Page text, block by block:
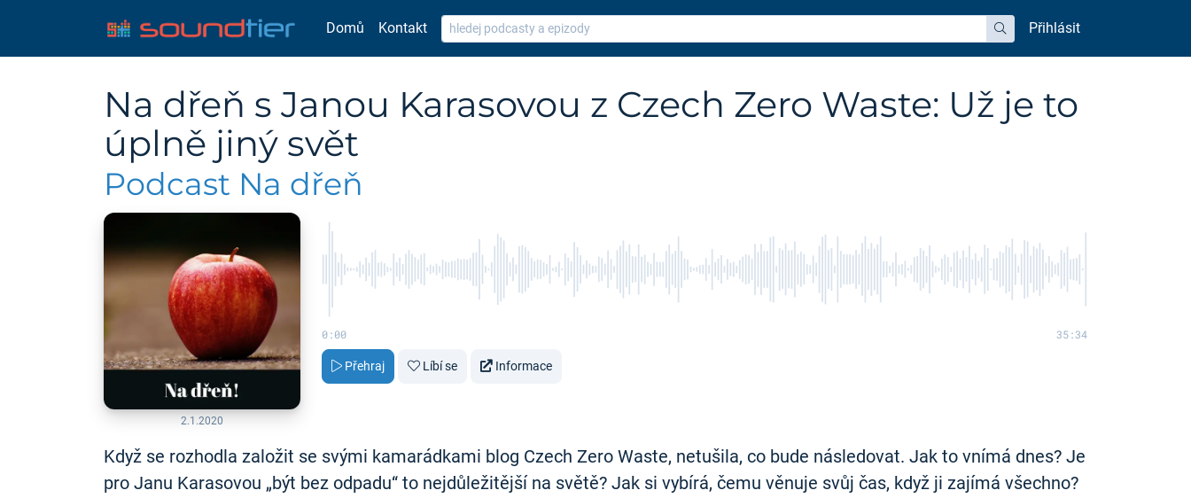
Domů Kontakt
hledat
Přihlásit
Na dřeň s Janou Karasovou z Czech Zero Waste: Už je to
úplně jiný svět
Podcast Na dřeň
2.1.2020
0:00 35:34
Přehraj Líbí se Informace
Když se rozhodla založit se svými kamarádkami blog Czech Zero Waste, netušila, co bude následovat. Jak to vnímá dnes? Je
pro Janu Karasovou „být bez odpadu“ to nejdůležitější na světě? Jak si vybírá, čemu věnuje svůj čas, když ji zajímá všechno?